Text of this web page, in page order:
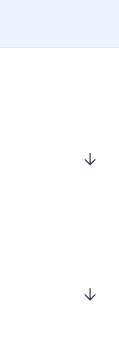
↓
↓